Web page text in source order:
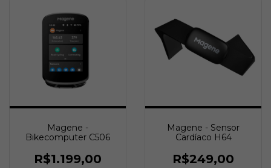
Magene -
Bikecomputer C506
R$1.199,00
Magene - Sensor
Cardíaco H64
R$249,00